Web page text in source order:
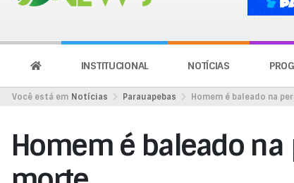
INSTITUCIONAL NOTÍCIAS
Você está em Notícias Parauapebas Homem é baleado na
Homem é baleado